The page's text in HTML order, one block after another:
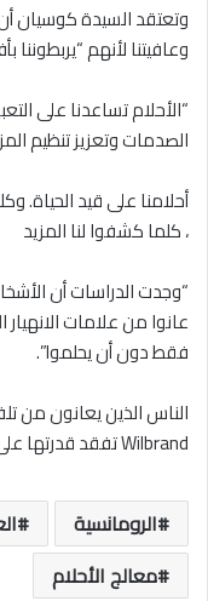
وتعتقد السيدة كوسيان
وعافيتنا لأنهم “يربطوننا
“الأحلام تساعدنا على
الصدمات وتعزيز تنظيم
أحلامنا على قيد الحياة.
، كلما كشفوا لنا المزيد
“وجدت الدراسات أن
عانوا من علامات
فقط دون أن يحلموا”.
Wilbrand تفقد قدرتها على الحلم.
الرومانسية
معالج الأحلام